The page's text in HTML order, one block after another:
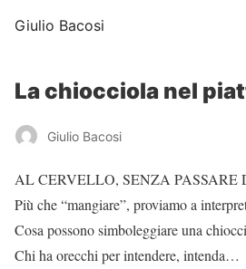
Giulio Bacosi
La chiocciola nel
Giulio Bacosi
AL CERVELLO, SENZA
Più che “mangiare”, proviamo a
Cosa possono simboleggiare una
Chi ha orecchi per intendere, intenda…